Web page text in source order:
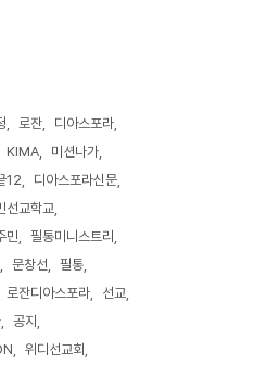
로잔
디아스포라
KIMA
미션나가
12
디아스포라신문
선교학교
민
필통미니스트리
문창선
필통
로잔디아스포라
선교
공지
위디선교회